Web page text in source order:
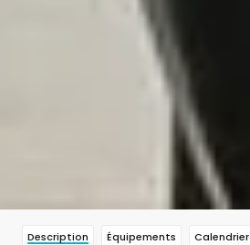
Description Équipements Calendrier